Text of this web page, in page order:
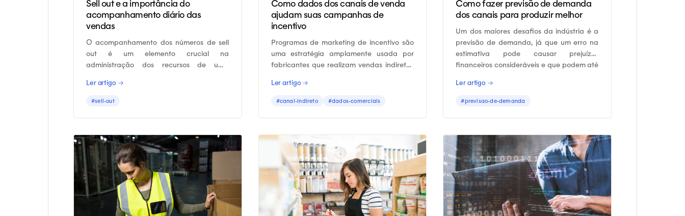
Sell out e a importância do
acompanhamento diário das
vendas
O acompanhamento dos números de sell
out é um elemento crucial na
administração dos recursos de uma
tomadas de decisão a curto e longo prazo.
Ler artigo →
#sell-out
Como dados dos canais de venda
ajudam suas campanhas de
incentivo
Programas de marketing de incentivo são
uma estratégia amplamente usada por
fabricantes que realizam vendas indiretas
distribuidores a recomendarem seus
produtos.
Ler artigo →
#canal-indireto #dados-comerciais
Como fazer previsão de demanda
dos canais para produzir melhor
Um dos maiores desafios da indústria é a
previsão de demanda, já que um erro na
estimativa pode causar prejuízos
financeiros consideráveis e que podem até
Ler artigo →
#previsao-de-demanda